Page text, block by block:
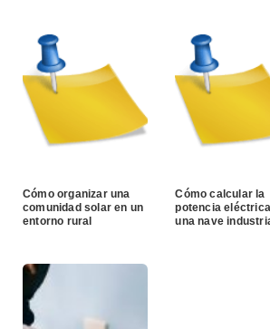
Cómo organizar una
comunidad solar en un
entorno rural
Cómo calcular la
potencia
una nave